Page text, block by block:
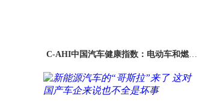
C-AHI中国汽车健康指数：电动车和燃油